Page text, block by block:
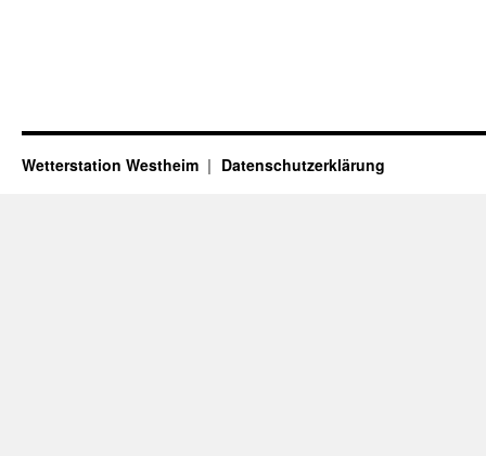
Wetterstation Westheim Datenschutzerklärung